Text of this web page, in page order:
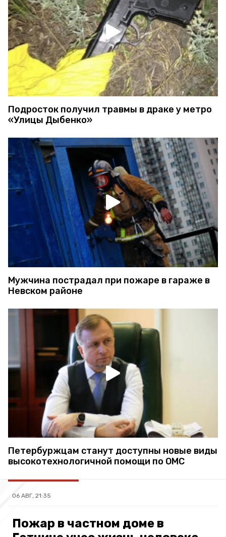
Подросток получил травмы в драке у метро
«Улицы Дыбенко»
Мужчина пострадал при пожаре в гараже в
Невском районе
Петербуржцам станут доступны новые виды
высокотехнологичной помощи по ОМС
06 АВГ, 21:35
Пожар в частном доме в